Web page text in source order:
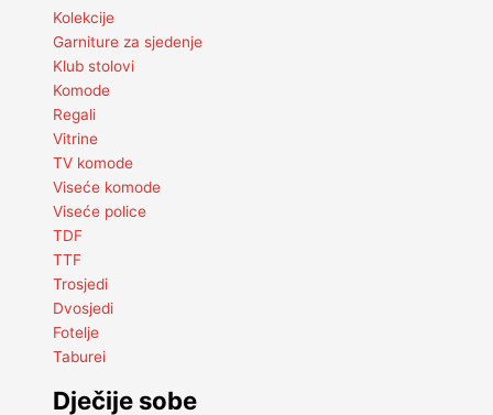
Kolekcije
Garniture za sjedenje
Klub stolovi
Komode
Regali
Vitrine
TV komode
Viseće komode
Viseće police
TDF
TTF
Trosjedi
Dvosjedi
Fotelje
Taburei
Dječije sobe